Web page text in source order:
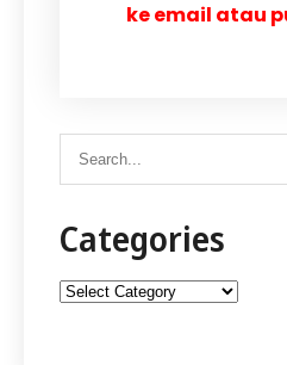
ke email atau
Categories
Categories